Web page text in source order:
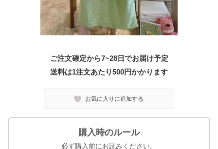
ご注文確定から7~28日でお届け予定
送料は1注文あたり500円かかります
お気に入りに追加する
購入時のルール
必ず購入前にお読みください。